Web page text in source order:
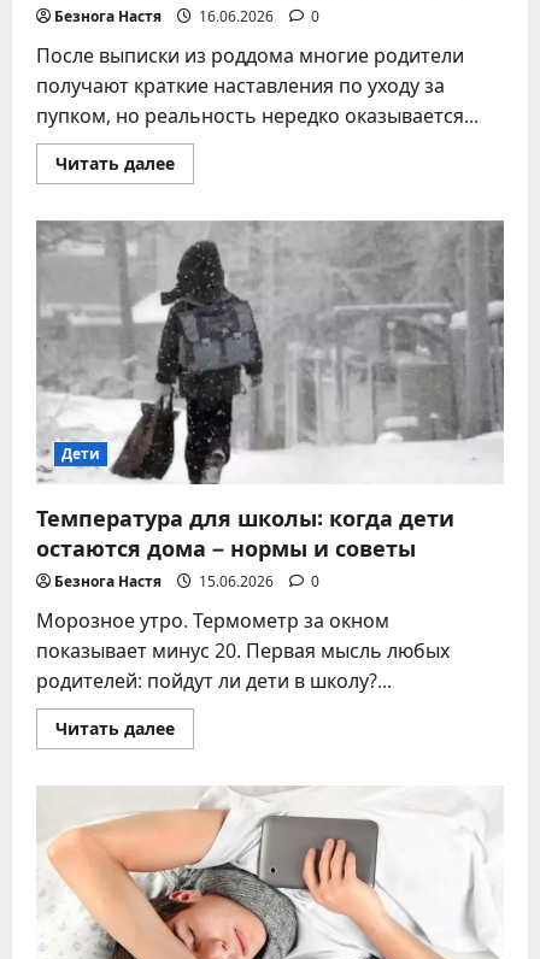
Безнога Настя 16.06.2026 0
После выписки из роддома многие родители
получают краткие наставления по уходу за
пупком, но реальность нередко оказывается...
Читать далееПрочитать
больше
пупочной
ранки
у
младенца
полный
гид
для
родителей
Дети
Температура для школы: когда дети
остаются дома – нормы и советы
Безнога Настя 15.06.2026 0
Морозное утро. Термометр за окном
показывает минус 20. Первая мысль любых
родителей: пойдут ли дети в школу?...
Читать далееПрочитать
больше
для
школы:
когда
дети
остаются
дома
–
нормы
и
советы